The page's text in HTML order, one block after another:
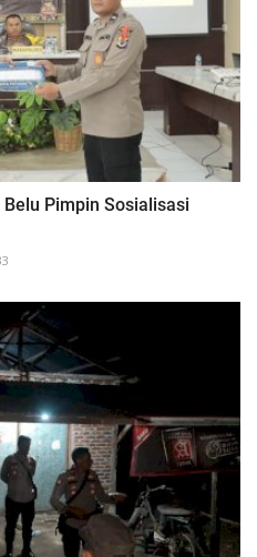
Pimpin Sosialisasi